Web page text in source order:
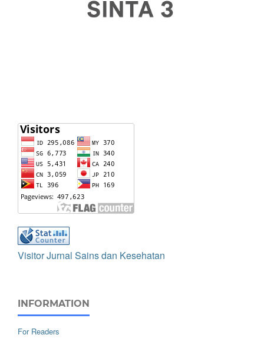
Visitor Jurnal Sains dan Kesehatan
INFORMATION
For Readers